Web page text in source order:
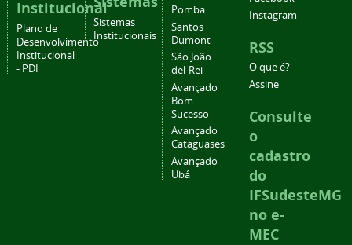
Institucional
Plano de
Desenvolvimento
Institucional
- PDI
Sistemas
Institucionais
Pomba
Santos
Dumont
São João
del-Rei
Avançado
Bom
Sucesso
Avançado
Cataguases
Avançado
Ubá
Instagram
RSS
O que é?
Assine
Consulte
o
cadastro
do
IFSudesteMG
no e-
MEC